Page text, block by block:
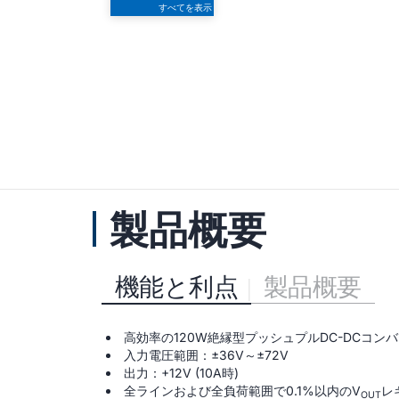
すべてを表示
製品概要
機能と利点 製品概要
高効率の120W絶縁型プッシュプルDC-DCコン
入力電圧範囲：±36V～±72V
出力：+12V (10A時)
全ラインおよび全負荷範囲で0.1%以内のVOUTレ